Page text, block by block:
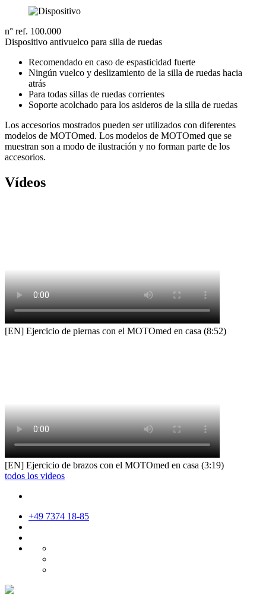
n° ref. 100.000
Dispositivo antivuelco para silla de ruedas
Recomendado en caso de espasticidad fuerte
Ningún vuelco y deslizamiento de la silla de ruedas hacia
atrás
Para todas sillas de ruedas corrientes
Soporte acolchado para los asideros de la silla de ruedas
Los accesorios mostrados pueden ser utilizados con diferentes
modelos de MOTOmed. Los modelos de MOTOmed que se
muestran son a modo de ilustración y no forman parte de los
accesorios.
Vídeos
[EN] Ejercicio de piernas con el MOTOmed en casa (8:52)
[EN] Ejercicio de brazos con el MOTOmed en casa (3:19)
todos los videos
+49 7374 18-85